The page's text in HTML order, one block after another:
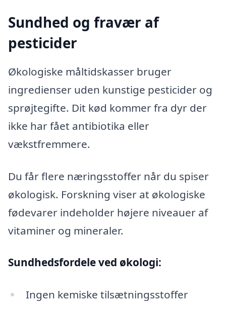
Sundhed og fravær af
pesticider
Økologiske måltidskasser bruger
ingredienser uden kunstige pesticider og
sprøjtegifte. Dit kød kommer fra dyr der
ikke har fået antibiotika eller
vækstfremmere.
Du får flere næringsstoffer når du spiser
økologisk. Forskning viser at økologiske
fødevarer indeholder højere niveauer af
vitaminer og mineraler.
Sundhedsfordele ved økologi:
Ingen kemiske tilsætningsstoffer